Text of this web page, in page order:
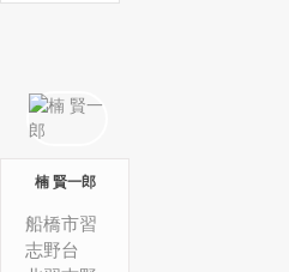
楠 賢一郎
船橋市習
志野台